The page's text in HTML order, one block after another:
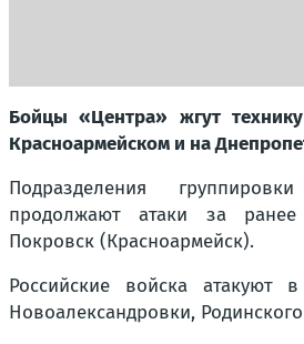
Бойцы «Центра» жгут
Красноармейском и на
Подразделения
продолжают атаки за
Покровск (Красноармейск).
Российские войска атакуют
Новоалександровки,